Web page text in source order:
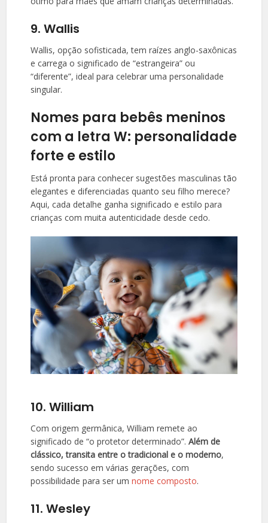
9. Wallis
Wallis, opção sofisticada, tem raízes anglo-saxônicas
e carrega o significado de “estrangeira” ou
“diferente”, ideal para celebrar uma personalidade
singular.
Nomes para bebês meninos
com a letra W: personalidade
forte e estilo
Está pronta para conhecer sugestões masculinas tão
elegantes e diferenciadas quanto seu filho merece?
Aqui, cada detalhe ganha significado e estilo para
crianças com muita autenticidade desde cedo.
10. William
Com origem germânica, William remete ao
significado de “o protetor determinado”.Além de
clássico, transita entre o tradicional e o moderno,
sendo sucesso em várias gerações, com
possibilidade para ser umnome composto.
11. Wesley